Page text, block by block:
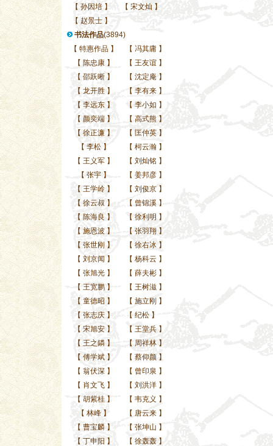
【 孙因培 】 【 宋文灿 】
【 赵景士 】
书法作品(3894)
【 特惠作品】 【 冯其庸 】
【 陈忠康】 【 王友谊 】
【 邵跃晰】 【 沈定庵 】
【 龙开胜】 【 李有来 】
【 李远东】 【 李小如 】
【 颜奕端】 【 高式熊 】
【 徐正濂】 【 匡仲英 】
【 李松】 【 柯云瀚 】
【 王义军】 【 刘灿铭 】
【 张宇】 【 姜邦彦 】
【 王学岭】 【 刘俊京 】
【 徐云叔 】 【 曾锦溪 】
【 陈海良 】 【 徐利明 】
【 施恩波】 【 张羽翔 】
【 张世刚 】 【 徐右冰 】
【 刘京闻 】 【 杨科云 】
【 张旭光】 【 薛夫彬 】
【 王宽鹏】 【 王树滋 】
【 童德昭 】 【 施立刚 】
【 张志庆】 【 纪松 】
【 宋旭安】 【 王堂兵 】
【 王之鏻】 【 周祥林 】
【 傅学斌】 【 蔡仰颜 】
【 翁伏深】 【 曾印泉 】
【 肖文飞】 【 刘洪洋 】
【 胡紫桂】 【 韦克义 】
【 林峰】 【 唐云来 】
【 曹宝麟】 【 张坤山 】
【 丁申阳 】 【 徐轰轰 】